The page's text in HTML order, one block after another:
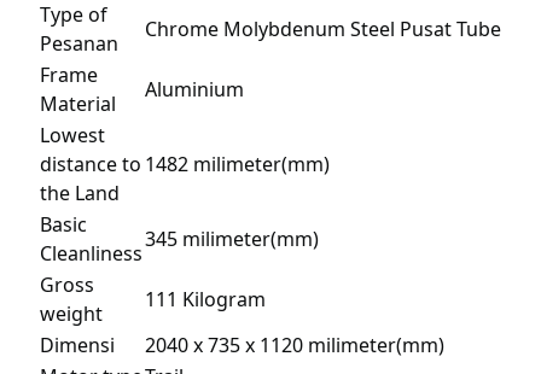
Type of
Pesanan
Chrome Molybdenum Steel Pusat Tube
Frame
Material
Aluminium
Lowest
distance to
the Land
1482 milimeter(mm)
Basic
Cleanliness
345 milimeter(mm)
Gross
weight
111 Kilogram
Dimensi
2040 x 735 x 1120 milimeter(mm)